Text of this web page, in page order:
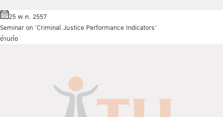
25 พ.ค. 2557
Seminar on 'Criminal Justice Performance Indicators'
อ่านต่อ